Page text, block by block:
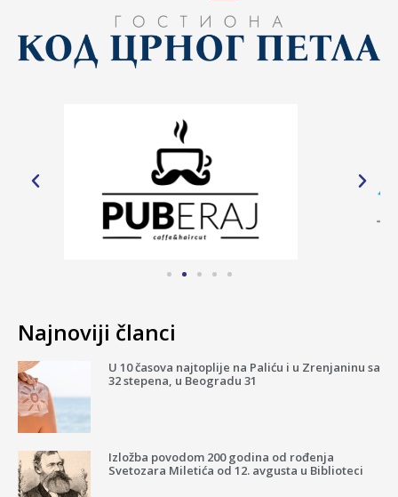
Najnoviji članci
U 10 časova najtoplije na Paliću i u Zrenjaninu sa
32 stepena, u Beogradu 31
Izložba povodom 200 godina od rođenja
Svetozara Miletića od 12. avgusta u Biblioteci